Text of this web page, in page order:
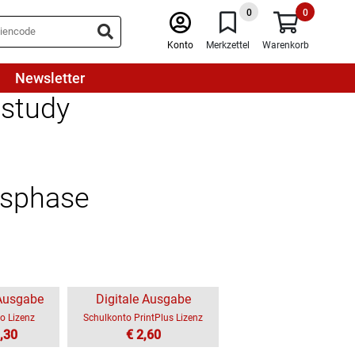
Konto
0
Merkzettel
0
Warenkorb
Newsletter
Lizenz
Digitale Ausgabe
Schulkonto PrintPlus Lizenz
€ 2,60